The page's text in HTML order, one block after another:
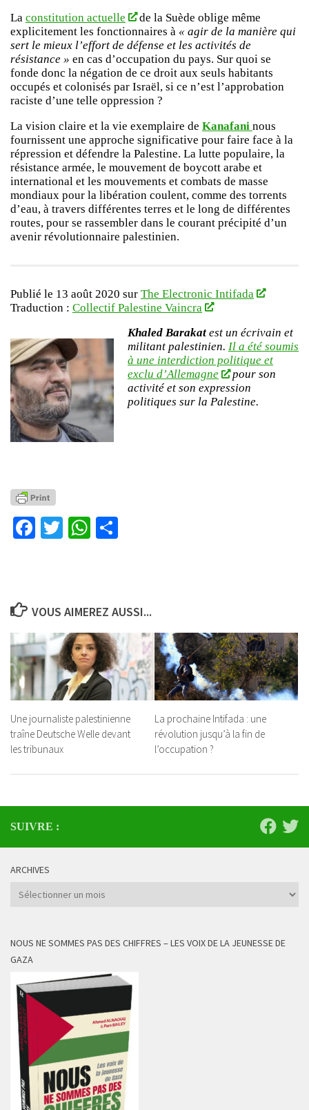
La constitution actuelle
de la Suède oblige même
explicitement les fonctionnaires à « agir de la manière qui
sert le mieux l’effort de défense et les activités de
résistance » en cas d’occupation du pays. Sur quoi se
fonde donc la négation de ce droit aux seuls habitants
occupés et colonisés par Israël, si ce n’est l’approbation
raciste d’une telle oppression ?
La vision claire et la vie exemplaire de Kanafani nous
fournissent une approche significative pour faire face à la
répression et défendre la Palestine. La lutte populaire, la
résistance armée, le mouvement de boycott arabe et
international et les mouvements et combats de masse
mondiaux pour la libération coulent, comme des torrents
d’eau, à travers différentes terres et le long de différentes
routes, pour se rassembler dans le courant précipité d’un
avenir révolutionnaire palestinien.
Publié le 13 août 2020 sur The Electronic Intifada
Traduction : Collectif Palestine Vaincra
Khaled Barakat est un écrivain et
militant palestinien. Il a été soumis
à une interdiction politique et
exclu d’Allemagne
pour son
activité et son expression
politiques sur la Palestine.
Facebook
TwitterWhatsApp
VOUS AIMEREZ AUSSI...
Une journaliste palestinienne
traîne Deutsche Welle devant
les tribunaux
La prochaine Intifada : une
révolution jusqu’à la fin de
l’occupation ?
SUIVRE :
ARCHIVES
Archives
NOUS NE SOMMES PAS DES CHIFFRES – LES VOIX DE LA JEUNESSE DE
GAZA